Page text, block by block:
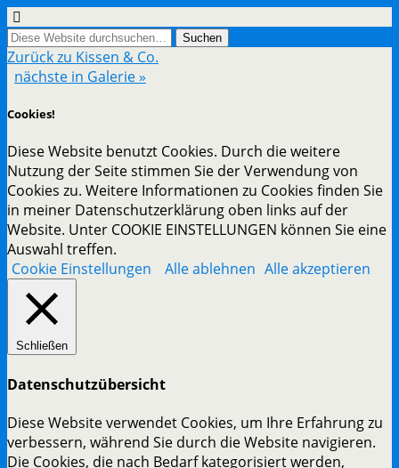
Zurück zu Kissen & Co.
nächste in Galerie »
Cookies!
Diese Website benutzt Cookies. Durch die weitere
Nutzung der Seite stimmen Sie der Verwendung von
Cookies zu. Weitere Informationen zu Cookies finden Sie
in meiner Datenschutzerklärung oben links auf der
Website. Unter COOKIE EINSTELLUNGEN können Sie eine
Auswahl treffen.
Cookie Einstellungen
Alle ablehnen Alle akzeptieren
Schließen
Datenschutzübersicht
Diese Website verwendet Cookies, um Ihre Erfahrung zu
verbessern, während Sie durch die Website navigieren.
Die Cookies, die nach Bedarf kategorisiert werden,